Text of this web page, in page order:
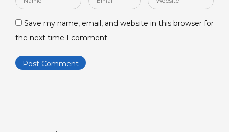
Save my name, email, and website in this browser for
the next time I comment.